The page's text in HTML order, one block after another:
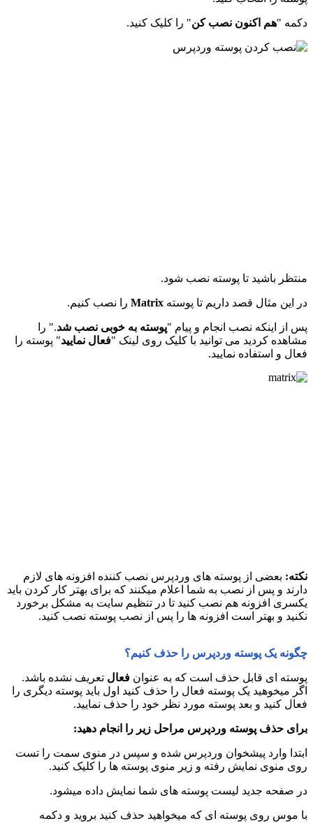
دکمه "هم اکنون نصب کن" را کلیک کنید.
منتظر باشید تا پوسته نصب شود.
در این مثال قصد داریم تا پوسته Matrix را نصب کنیم.
پس از اینکه نصب انجام و پیام "پوسته به خوبی نصب شد." را
مشاهده کردید می توانید با کلیک روی لینک "فعال نمایید" پوسته را
فعال و استفاده نمایید.
نکته: بعضی از پوسته های وردپرس نصب کننده افزونه های لازم
دارند و پس از نصب به شما اعلام میکنند که برای بهتر کار کردن باید
یکسری افزونه هم نصب کنید تا در تنظیم سایت به مشکل برخورد
نکنید و بهتر است افزونه ها را پس از نصب پوسته نصب کنید.
چگونه یک پوسته وردپرس را حذف کنیم؟
پوسته ای قابل حذف است که به عنوان فعال تعریف نشده باشد.
اگر میخوهید یک پوسته فعال را حذف کنید اول باید پوسته دیگری را
فعال کنید و بعد پوسته مورد نظر خود را حذف نمایید.
برای حذف پوسته وردپرس مراحل زیر را انجام دهید:
ابتدا وارد پیشخوان وردپرس شده و سپس در منوی سمت را تست
روی منوی نمایش رفته و زیر منوی پوسته ها را کلیک کنید.
در صفحه جدید لیست پوسته های شما نمایش داده میشود.
با موس روی پوسته ای که میخواهید حذف کنید بروید و دکمه